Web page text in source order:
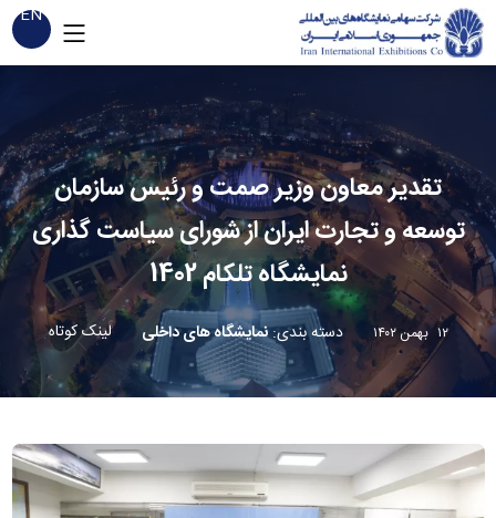
EN
تقدیر معاون وزیر صمت و رئیس سازمان
توسعه و تجارت ایران از شورای سیاست گذاری
نمایشگاه تلکام 1402
۱۲ بهمن ۱۴۰۲ دسته بندی:نمایشگاه های داخلی لینک کوتاه